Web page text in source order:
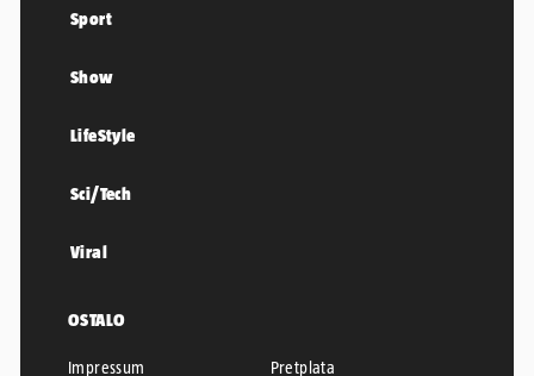
Sport
Show
LifeStyle
Sci/Tech
Viral
OSTALO
Impressum Pretplata